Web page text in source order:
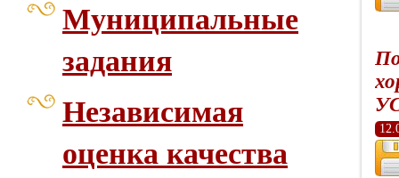
Муниципальные
задания
Независимая
оценка качества